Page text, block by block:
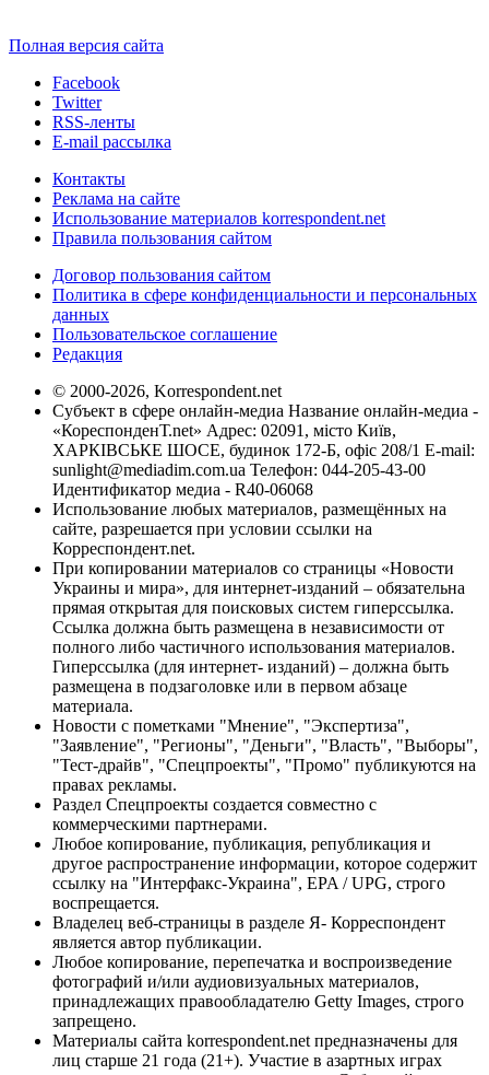
Полная версия сайта
Facebook
Twitter
RSS-ленты
E-mail рассылка
Контакты
Реклама на сайте
Использование материалов korrespondent.net
Правила пользования сайтом
Договор пользования сайтом
Политика в сфере конфиденциальности и персональных
данных
Пользовательское соглашение
Редакция
© 2000-2026, Korrespondent.net
Субъект в сфере онлайн-медиа Название онлайн-медиа -
«КореспонденТ.net» Адрес: 02091, місто Київ,
ХАРКІВСЬКЕ ШОСЕ, будинок 172-Б, офіс 208/1 E-mail:
sunlight@mediadim.com.ua Телефон: 044-205-43-00
Идентификатор медиа - R40-06068
Использование любых материалов, размещённых на
сайте, разрешается при условии ссылки на
Корреспондент.net.
При копировании материалов со страницы «Новости
Украины и мира», для интернет-изданий – обязательна
прямая открытая для поисковых систем гиперссылка.
Ссылка должна быть размещена в независимости от
полного либо частичного использования материалов.
Гиперссылка (для интернет- изданий) – должна быть
размещена в подзаголовке или в первом абзаце
материала.
Новости с пометками "Мнение", "Экспертиза",
"Заявление", "Регионы", "Деньги", "Власть", "Выборы",
"Тест-драйв", "Спецпроекты", "Промо" публикуются на
правах рекламы.
Раздел Спецпроекты создается совместно с
коммерческими партнерами.
Любое копирование, публикация, републикация и
другое распространение информации, которое содержит
ссылку на "Интерфакс-Украина", EPA / UPG, строго
воспрещается.
Владелец веб-страницы в разделе Я- Корреспондент
является автор публикации.
Любое копирование, перепечатка и воспроизведение
фотографий и/или аудиовизуальных материалов,
принадлежащих правообладателю Getty Images, строго
запрещено.
Материалы сайта korrespondent.net предназначены для
лиц старше 21 года (21+). Участие в азартных играх